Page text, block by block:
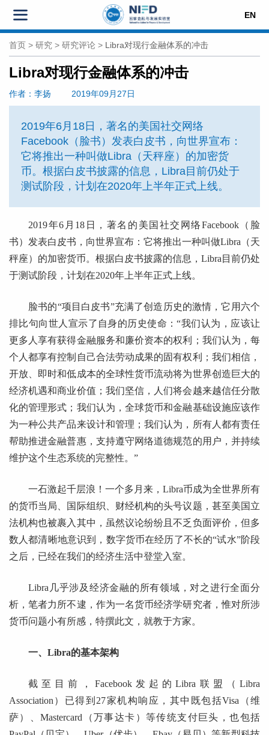
EN
首页 > 研究 > 研究评论 > Libra对现行金融体系的冲击
Libra对现行金融体系的冲击
作者 ：李扬 2019年09月27日
2019年6月18日，著名的美国社交网络
Facebook（脸书）发表白皮书，向世界宣布：
它将推出一种叫做Libra（天秤座）的加密货
币。根据白皮书披露的信息，Libra目前仍处于
测试阶段，计划在2020年上半年正式上线。
2019年6月18日，著名的美国社交网络Facebook（脸
书）发表白皮书，向世界宣布：它将推出一种叫做Libra（天
秤座）的加密货币。根据白皮书披露的信息，Libra目前仍处
于测试阶段，计划在2020年上半年正式上线。
脸书的“项目白皮书”充满了创造历史的激情，它用六个
排比句向世人宣示了自身的历史使命：“我们认为，应该让
更多人享有获得金融服务和廉价资本的权利；我们认为，每
个人都享有控制自己合法劳动成果的固有权利；我们相信，
开放、即时和低成本的全球性货币流动将为世界创造巨大的
经济机遇和商业价值；我们坚信，人们将会越来越信任分散
化的管理形式；我们认为，全球货币和金融基础设施应该作
为一种公共产品来设计和管理；我们认为，所有人都有责任
帮助推进金融普惠，支持遵守网络道德规范的用户，并持续
维护这个生态系统的完整性。”
一石激起千层浪！一个多月来，Libra币成为全世界所有
的货币当局、国际组织、财经机构的头号议题，甚至美国立
法机构也被裹入其中，虽然议论纷纷且不乏负面评价，但多
数人都清晰地意识到，数字货币在经历了不长的“试水”阶段
之后，已经在我们的经济生活中登堂入室。
Libra几乎涉及经济金融的所有领域，对之进行全面分
析，笔者力所不逮，作为一名货币经济学研究者，惟对所涉
货币问题小有所感，特撰此文，就教于方家。
一、Libra的基本架构
截至目前，Facebook发起的Libra联盟（Libra
Association）已得到27家机构响应，其中既包括Visa（维
萨）、Mastercard（万事达卡）等传统支付巨头，也包括